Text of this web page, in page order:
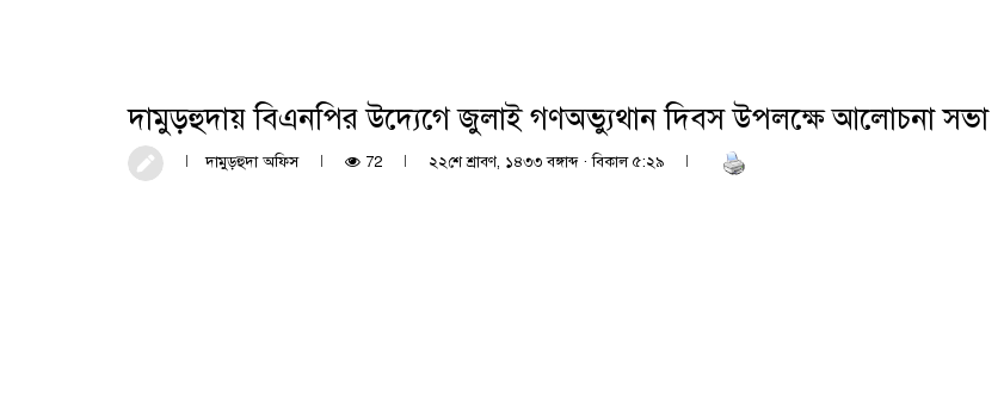
দামুড়হুদায় বিএনপির উদ্যেগে জুলাই গণঅভ্যুথান দিবস উপলক্ষে আলোচনা সভা
দামুড়হুদা অফিস 72 ২২শে শ্রাবণ, ১৪৩৩ বঙ্গাব্দ · বিকাল ৫:২৯